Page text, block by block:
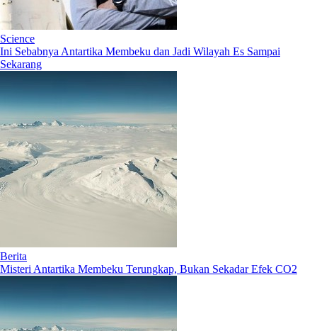
Science
Ini Sebabnya Antartika Membeku dan Jadi Wilayah Es Sampai
Sekarang
Berita
Misteri Antartika Membeku Terungkap, Bukan Sekadar Efek CO2